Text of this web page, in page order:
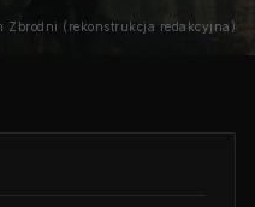
Zbrodni (rekonstrukcja redakcyjna)